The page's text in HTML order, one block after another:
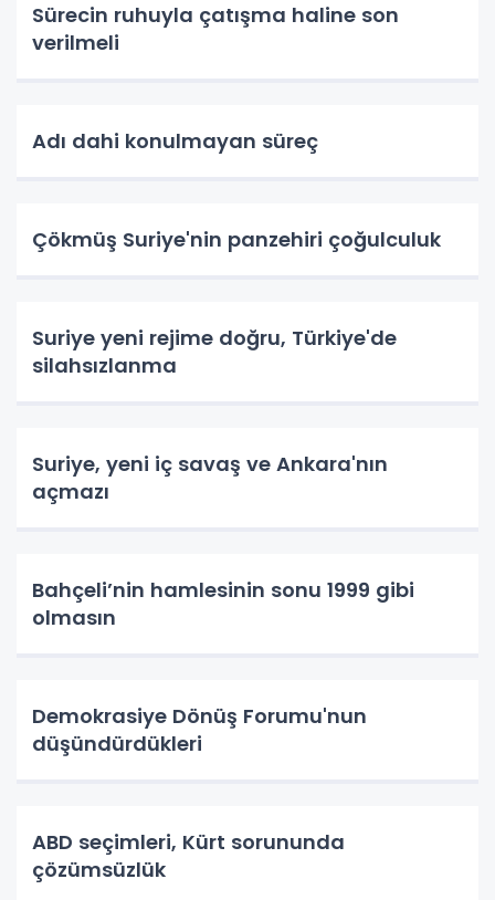
Sürecin ruhuyla çatışma haline son
verilmeli
Adı dahi konulmayan süreç
Çökmüş Suriye'nin panzehiri çoğulculuk
Suriye yeni rejime doğru, Türkiye'de
silahsızlanma
Suriye, yeni iç savaş ve Ankara'nın
açmazı
Bahçeli’nin hamlesinin sonu 1999 gibi
olmasın
Demokrasiye Dönüş Forumu'nun
düşündürdükleri
ABD seçimleri, Kürt sorununda
çözümsüzlük